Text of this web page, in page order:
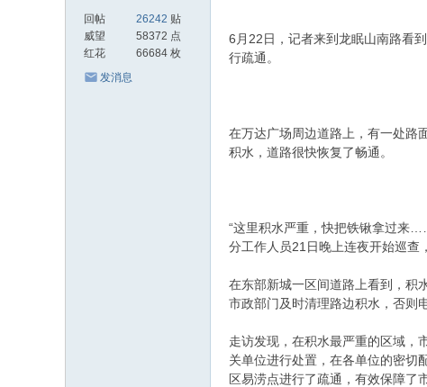
回帖 26242 贴
威望
58372 点
红花
66684 枚
发消息
6月22日，记者来到龙眠山南路看
行疏通。
在万达广场周边道路上，有一处路
积水，道路很快恢复了畅通。
“这里积水严重，快把铁锹拿过来
分工作人员21日晚上连夜开始巡查
在东部新城一区间道路上看到，积
市政部门及时清理路边积水，否则
走访发现，在积水最严重的区域，
关单位进行处置，在各单位的密切
区易涝点进行了疏通，有效保障了